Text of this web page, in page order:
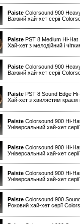
Paiste Colorsound 900
Важкий хай-хет серії
Paiste PST 8 Medium Hi-
Хай-хет з мелодійний і
Paiste Colorsound 900
Важкий хай-хет серії
Paiste PST 8 Sound Edge
Хай-хет з хвилястим краєм
Paiste Colorsound 900 Hi-
Універсальний хай-хет
Paiste Colorsound 900 Hi-
Універсальний хай-хет
Paiste Colorsound 900 Hi-
Універсальний хай-хет
Paiste Colorsound 900
Роковий хай-хет серії